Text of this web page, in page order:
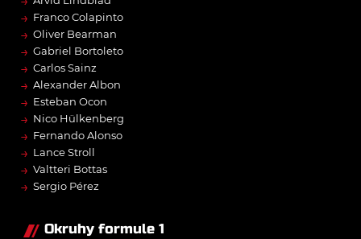
→ Franco Colapinto
→ Oliver Bearman
→ Gabriel Bortoleto
→ Carlos Sainz
→ Alexander Albon
→ Esteban Ocon
→ Nico Hülkenberg
→ Fernando Alonso
→ Lance Stroll
→ Valtteri Bottas
→ Sergio Pérez
Okruhy formule 1